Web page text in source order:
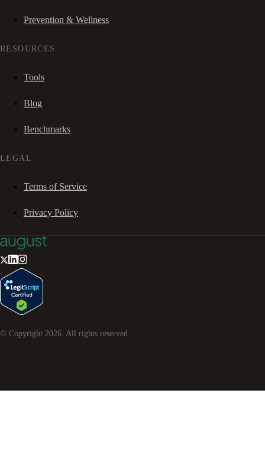
Prevention & Wellness
RESOURCES
Tools
Blog
Benchmarks
LEGAL
Terms of Service
Privacy Policy
© Copyright 2026. All rights reserved.